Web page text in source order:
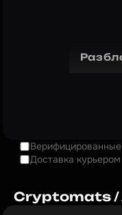
Верифицированные
Доставка курьером
Cryptomats /